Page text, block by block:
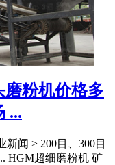
磨粉机价格多
...
闻 > 200目、300目
HGM超细磨粉机 矿